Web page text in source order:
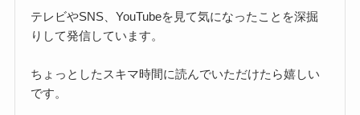
テレビやSNS、YouTubeを見て気になったことを深掘
りして発信しています。
ちょっとしたスキマ時間に読んでいただけたら嬉しい
です。